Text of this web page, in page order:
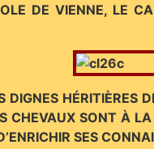
DE VIENNE, LE
DIGNES
CHEVAUX SONT À
SES